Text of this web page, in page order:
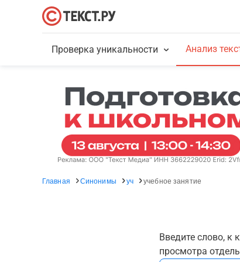
Проверка уникальности Анализ
Главная Синонимы уч учебное занятие
Введите слово, к
просмотра